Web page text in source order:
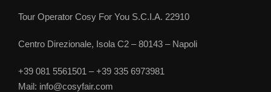
Tour Operator Cosy For You S.C.I.A. 22910
Centro Direzionale, Isola C2 – 80143 – Napoli
+39 081 5561501 – +39 335 6973981
Mail: info@cosyfair.com